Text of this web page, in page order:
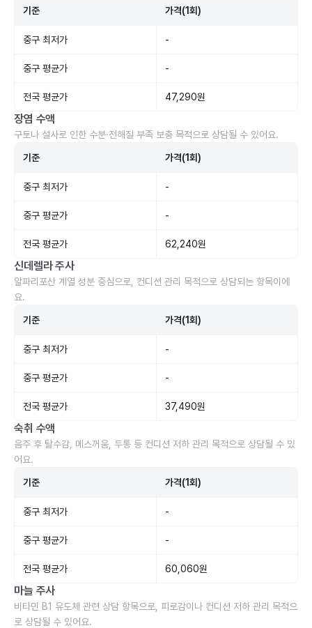
기준 가격(1회)
중구 최저가 -
중구 평균가 -
전국 평균가 47,290원
장염 수액
구토나 설사로 인한 수분·전해질 부족 보충 목적으로 상담될 수 있어요.
기준 가격(1회)
중구 최저가 -
중구 평균가 -
전국 평균가 62,240원
신데렐라 주사
알파리포산 계열 성분 중심으로, 컨디션 관리 목적으로 상담되는 항목이에
요.
기준 가격(1회)
중구 최저가 -
중구 평균가 -
전국 평균가 37,490원
숙취 수액
음주 후 탈수감, 메스꺼움, 두통 등 컨디션 저하 관리 목적으로 상담될 수 있
어요.
기준 가격(1회)
중구 최저가 -
중구 평균가 -
전국 평균가 60,060원
마늘 주사
비타민 B1 유도체 관련 상담 항목으로, 피로감이나 컨디션 저하 관리 목적으
로 상담될 수 있어요.